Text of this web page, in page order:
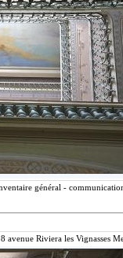
général -
Riviera les Vignasses